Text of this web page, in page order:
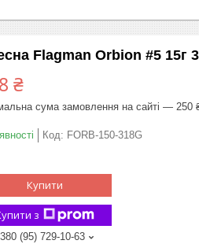
Flagman Orbion #5 15г
₴
сума замовлення на сайті — 250
Код: FORB-150-318G
Купити
з
(95) 729-10-63